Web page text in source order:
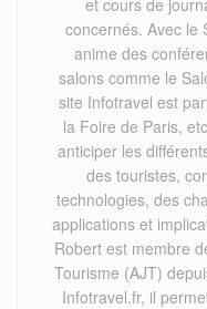
concernés. Avec le
anime des
salons comme le
site Infotravel est
la Foire de Paris,
anticiper les
des touristes,
technologies, des
applications et
Robert est membre
Tourisme (AJT)
Infotravel.fr, il